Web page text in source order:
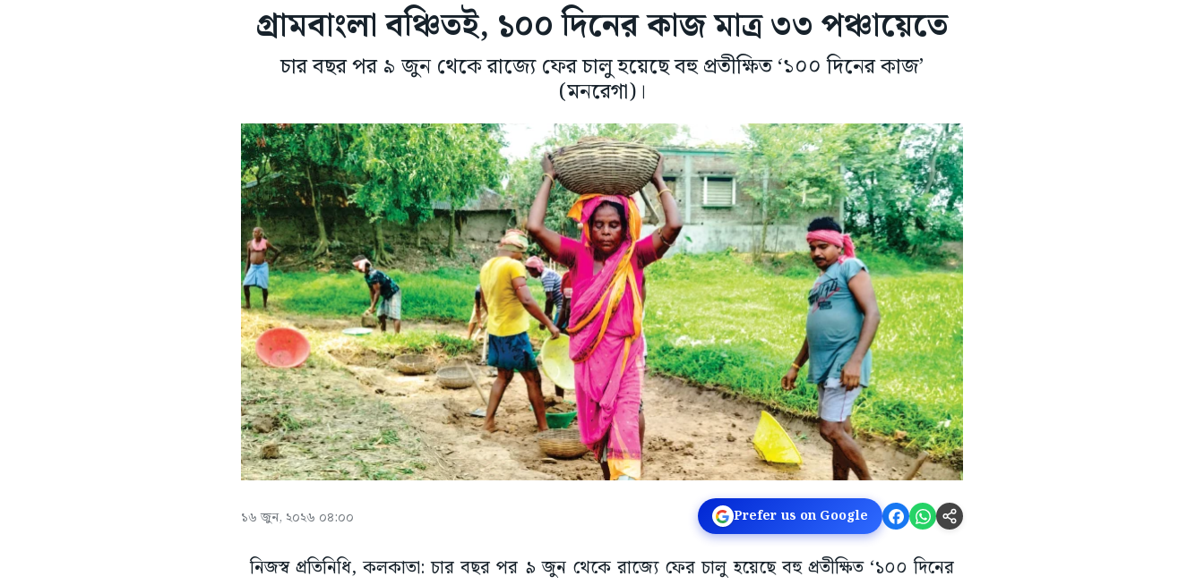
গ্রামবাংলা বঞ্চিতই, ১০০ দিনের কাজ মাত্র ৩৩ পঞ্চায়েতে
চার বছর পর ৯ জুন থেকে রাজ্যে ফের চালু হয়েছে বহু প্রতীক্ষিত ‘১০০ দিনের কাজ’
(মনরেগা)।
১৬ জুন, ২০২৬ ০৪:০০ Prefer us on Google
নিজস্ব প্রতিনিধি, কলকাতা: চার বছর পর ৯ জুন থেকে রাজ্যে ফের চালু হয়েছে বহু প্রতীক্ষিত ‘১০০ দিনের